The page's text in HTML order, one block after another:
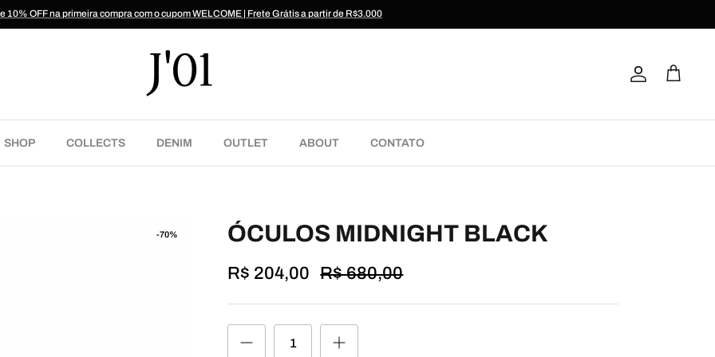
10% OFF na primeira compra com o cupom WELCOME | Frete Grátis a partir de R$3.000
ContaCarrinho
SHOP COLLECTS DENIM OUTLET ABOUT CONTATO
-70% ÓCULOS MIDNIGHT BLACK
R$ 204,00 R$ 680,00